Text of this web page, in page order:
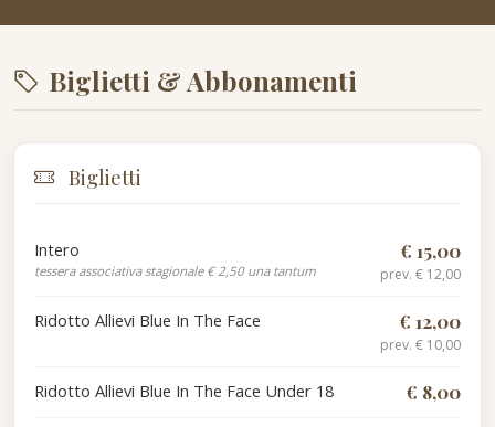
Biglietti & Abbonamenti
Biglietti
Intero
tessera associativa stagionale € 2,50 una tantum
€ 15,00
prev. € 12,00
Ridotto Allievi Blue In The Face € 12,00
prev. € 10,00
Ridotto Allievi Blue In The Face Under 18 € 8,00